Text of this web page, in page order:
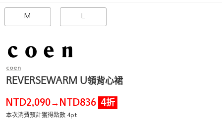
M L
coen
REVERSEWARM U領背心裙
NTD2,090→ NTD836 4折
本次消費預計獲得點數 4pt